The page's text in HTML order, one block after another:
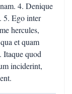
4. Denique
5. Ego inter
hercules,
et quam
Itaque quod
inciderint,